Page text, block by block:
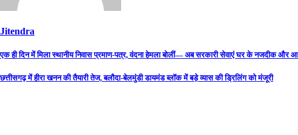
Jitendra
Post
navigation
एक ही दिन में मिला स्थानीय निवास प्रमाण-पत्र, वंदना हेमला बोलीं— अब सरकारी सेवाएं घर के नजदीक और
छत्तीसगढ़ में हीरा खनन की तैयारी तेज, बलौदा-बेलमुंडी डायमंड ब्लॉक में बड़े व्यास की ड्रिलिंग को मंजूरी